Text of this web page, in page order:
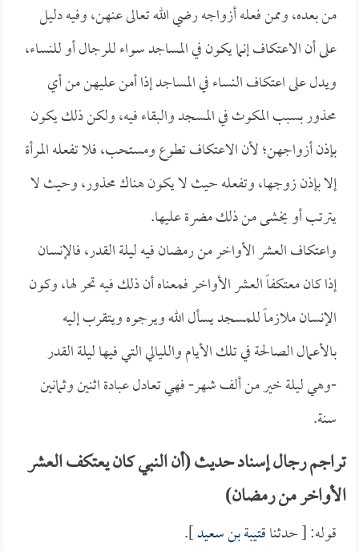
من بعده، وممن فعله أزواجه رضي الله تعالى عنهن، وفيه دليل
على أن الاعتكاف إنما يكون في المساجد سواء للرجال أو للنساء،
ويدل على اعتكاف النساء في المساجد إذا أمن عليهن من أي
محذور بسبب المكوث في المسجد والبقاء فيه، ولكن ذلك يكون
بإذن أزواجهن؛ لأن الاعتكاف تطوع ومستحب، فلا تفعله المرأة
إلا بإذن زوجها، وتفعله حيث لا يكون هناك محذور، وحيث لا
يترتب أو يخشى من ذلك مضرة عليها.
واعتكاف العشر الأواخر من رمضان فيه ليلة القدر، فالإنسان
إذا كان معتكفاً العشر الأواخر فمعناه أن ذلك فيه تحر لها، وكون
الإنسان ملازماً للمسجد يسأل الله ويرجوه ويتقرب إليه
بالأعمال الصالحة في تلك الأيام والليالي التي فيها ليلة القدر
-وهي ليلة خير من ألف شهر- فهي تعادل عبادة اثنين وثمانين
سنة.
تراجم رجال إسناد حديث (أن النبي كان يعتكف العشر
الأواخر من رمضان)
قوله: [ حدثناقتيبة بن سعيد].